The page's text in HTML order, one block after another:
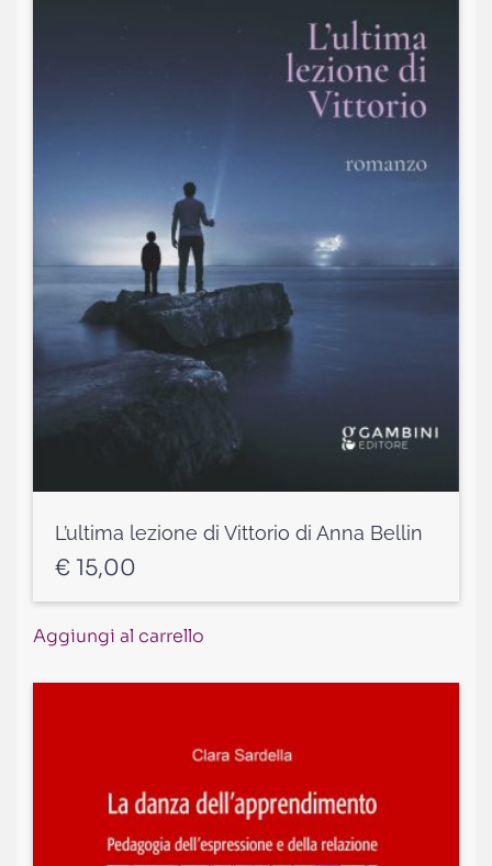
L’ultima lezione di Vittorio di Anna Bellin
€ 15,00
Aggiungi al carrello